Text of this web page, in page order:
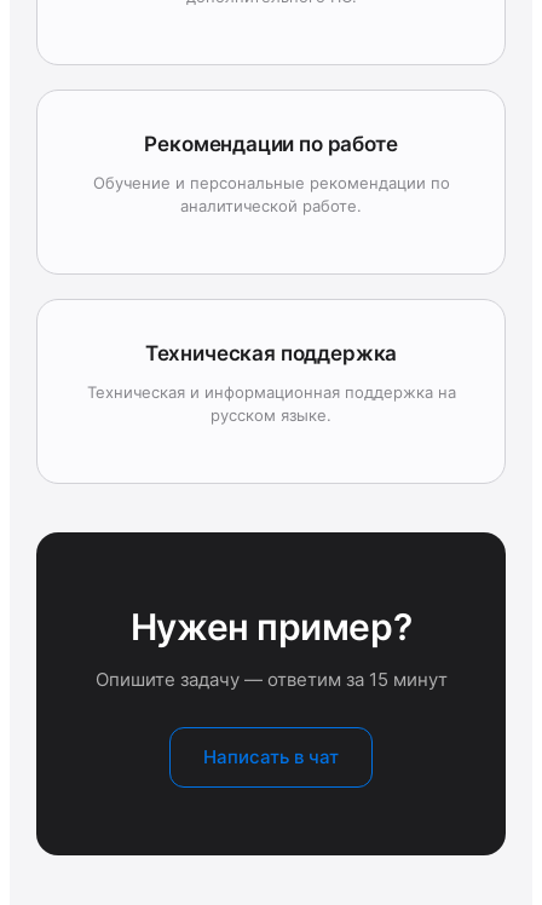
Рекомендации по работе
Обучение и персональные рекомендации по
аналитической работе.
Техническая поддержка
Техническая и информационная поддержка на
русском языке.
Нужен пример?
Опишите задачу — ответим за 15 минут
Написать в чат